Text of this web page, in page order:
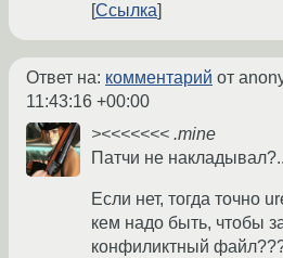
Ссылка
Ответ на: комментарий от
11:43:16 +00:00
><<<<<<< .mine
Патчи не
Если нет, тогда точно
кем надо быть, чтобы
конфиликтный